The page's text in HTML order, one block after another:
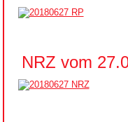
NRZ vom